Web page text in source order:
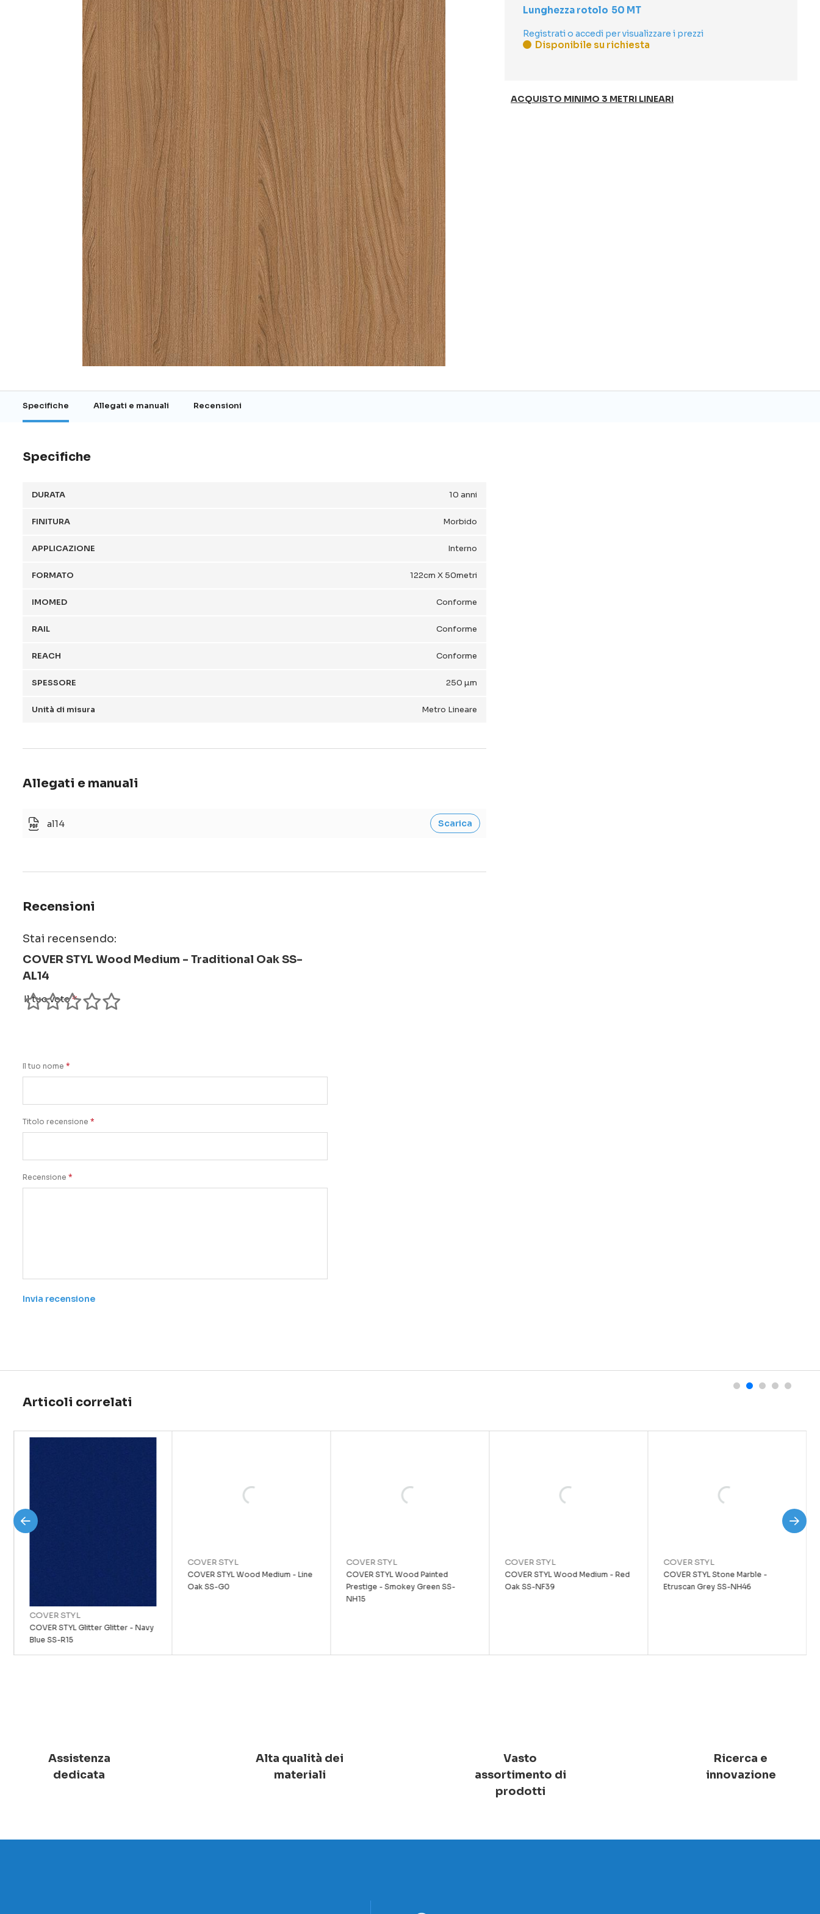
della
galleria
immagini
Lunghezza rotolo 50 MT
Disponibile su richiesta
Registrati o accedi per visualizzare i prezzi
ACQUISTO MINIMO 3 METRI LINEARI
Specifiche Allegati e manuali Recensioni
Specifiche
DURATA 10 anni
FINITURA Morbido
APPLICAZIONE Interno
FORMATO 122cm X 50metri
IMOMED Conforme
RAIL Conforme
REACH Conforme
SPESSORE 250 µm
Unità di misura Metro Lineare
Allegati e manuali
al14 Scarica
Recensioni
Stai recensendo:
COVER STYL Wood Medium - Traditional Oak SS-
AL14
Il tuo voto
Il tuo nome
Titolo recensione
Recensione
Invia recensione
Articoli correlati
COVER STYL
COVER STYL Glitter Glitter - Navy
Blue SS-R15
COVER STYL
COVER STYL Wood Medium - Line
Oak SS-G0
COVER STYL
COVER STYL Wood Painted
Prestige - Smokey Green SS-
NH15
COVER STYL
COVER STYL Wood Medium - Red
Oak SS-NF39
COVER STYL
COVER STYL Stone Marble -
Etruscan Grey SS-NH46
Assistenza
dedicata
Alta qualità dei
materiali
Vasto
assortimento di
prodotti
Ricerca e
innovazione